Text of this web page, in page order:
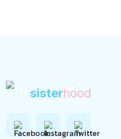
sisterhood